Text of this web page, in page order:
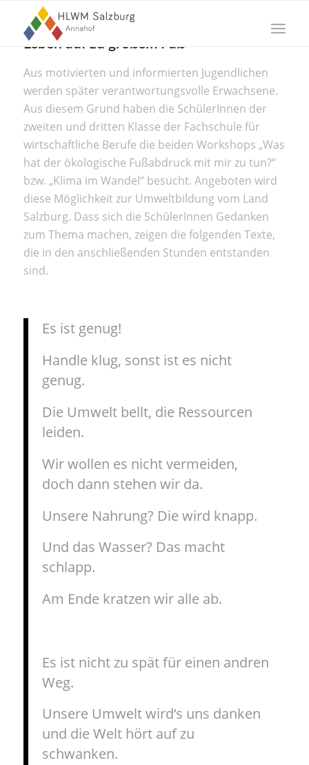
Leben auf zu großem Fuß
Aus motivierten und informierten Jugendlichen
werden später verantwortungsvolle Erwachsene.
Aus diesem Grund haben die SchülerInnen der
zweiten und dritten Klasse der Fachschule für
wirtschaftliche Berufe die beiden Workshops „Was
hat der ökologische Fußabdruck mit mir zu tun?“
bzw. „Klima im Wandel“ besucht. Angeboten wird
diese Möglichkeit zur Umweltbildung vom Land
Salzburg. Dass sich die SchülerInnen Gedanken
zum Thema machen, zeigen die folgenden Texte,
die in den anschließenden Stunden entstanden
sind.
Es ist genug!
Handle klug, sonst ist es nicht
genug.
Die Umwelt bellt, die Ressourcen
leiden.
Wir wollen es nicht vermeiden,
doch dann stehen wir da.
Unsere Nahrung? Die wird knapp.
Und das Wasser? Das macht
schlapp.
Am Ende kratzen wir alle ab.
Es ist nicht zu spät für einen andren
Weg.
Unsere Umwelt wird‘s uns danken
und die Welt hört auf zu
schwanken.